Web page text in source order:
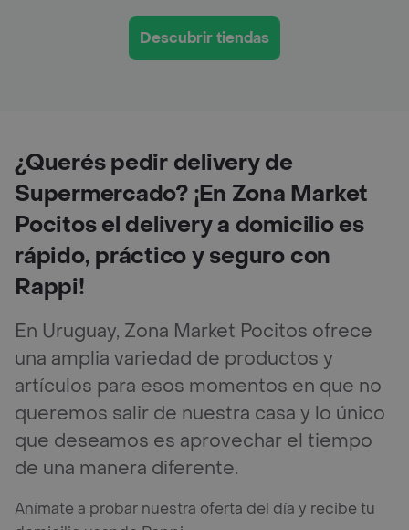
Descubrir tiendas
¿Querés pedir delivery de
Supermercado? ¡En Zona Market
Pocitos el delivery a domicilio es
rápido, práctico y seguro con
Rappi!
En Uruguay, Zona Market Pocitos ofrece
una amplia variedad de productos y
artículos para esos momentos en que no
queremos salir de nuestra casa y lo único
que deseamos es aprovechar el tiempo
de una manera diferente.
Anímate a probar nuestra oferta del día y recibe tu